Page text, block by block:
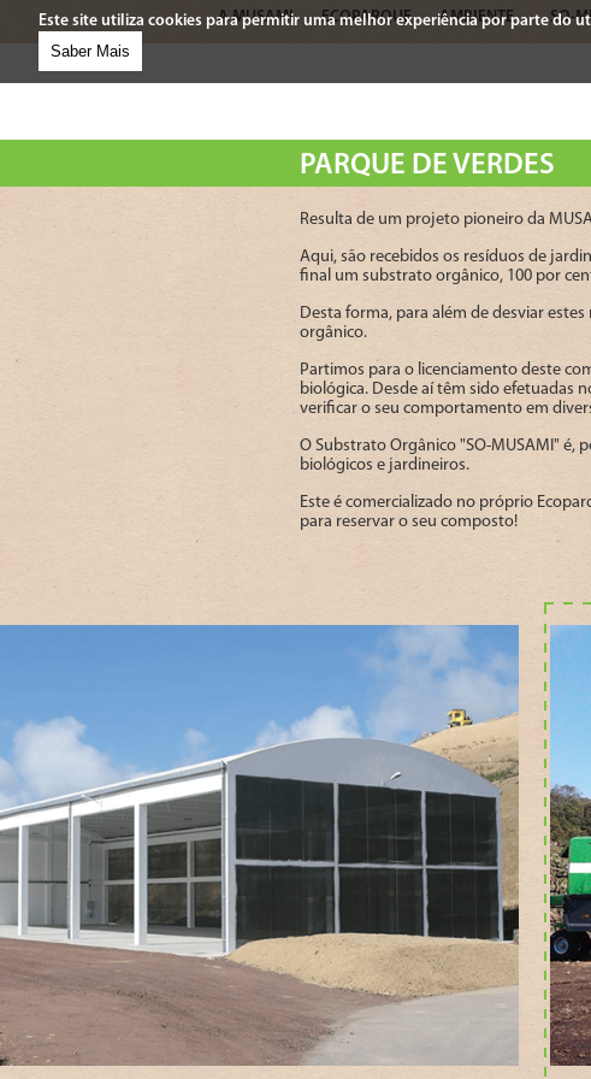
Este site utiliza cookies para permitir uma melhor experiência por parte do
Saber Mais
A MUSAMI ECOPARQUE AMBIENTE SO-
PARQUE DE VERDES
Resulta de um projeto pioneiro da
Aqui, são recebidos os resíduos de
final um substrato orgânico, 100 por
Desta forma, para além de desviar
orgânico.
Partimos para o licenciamento deste
biológica. Desde aí têm sido efetuadas
verificar o seu comportamento em
O Substrato Orgânico "SO-MUSAMI" é,
biológicos e jardineiros.
Este é comercializado no próprio
para reservar o seu composto!